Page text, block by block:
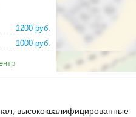
1200 руб.
1000 руб.
высококвалифицированные